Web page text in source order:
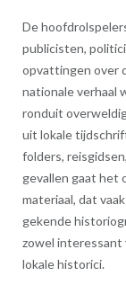
De
publicisten,
opvattingen over
nationale verhaal
ronduit
uit lokale
folders,
gevallen gaat het
materiaal, dat
gekende
zowel interessant
lokale historici.